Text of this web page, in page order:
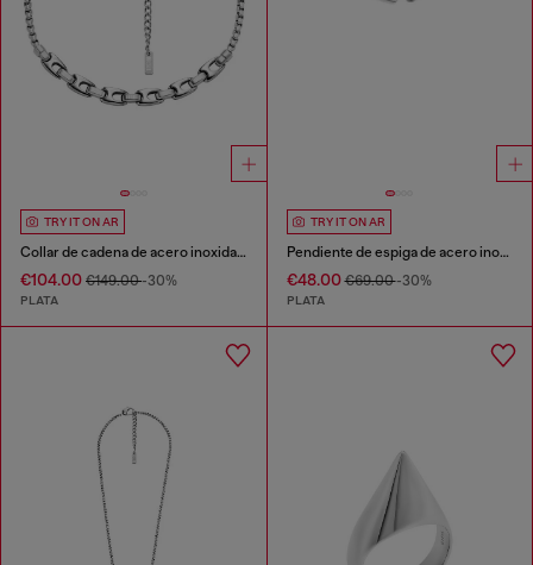
TRY IT ON AR
Collar de cadena de acero inoxidable
€104.00 €149.00-30%
PLATA
TRY IT ON AR
Pendiente de espiga de acero inoxidable
€48.00€69.00-30%
PLATA